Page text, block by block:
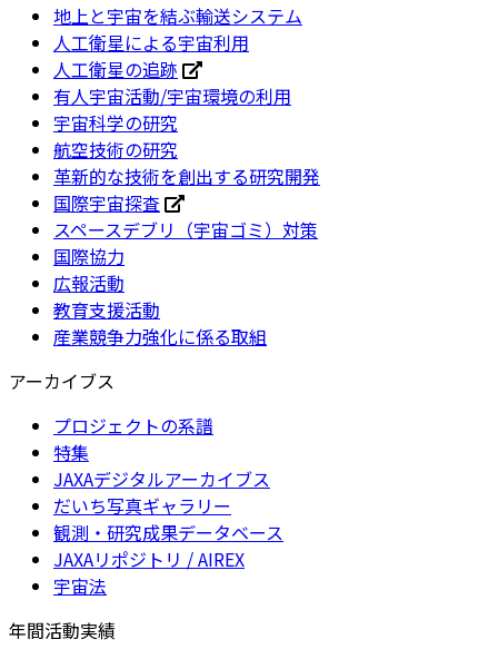
地上と宇宙を結ぶ輸送システム
人工衛星による宇宙利用
人工衛星の追跡
有人宇宙活動/宇宙環境の利用
宇宙科学の研究
航空技術の研究
革新的な技術を創出する研究開発
国際宇宙探査
スペースデブリ（宇宙ゴミ）対策
国際協力
広報活動
教育支援活動
産業競争力強化に係る取組
アーカイブス
プロジェクトの系譜
特集
JAXAデジタルアーカイブス
だいち写真ギャラリー
観測・研究成果データベース
JAXAリポジトリ / AIREX
宇宙法
年間活動実績